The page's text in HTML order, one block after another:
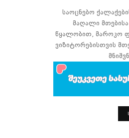
საოცნებო
მაღალი მთებისა
წყალობით, მაროკო
ვიზიტორებისთვის